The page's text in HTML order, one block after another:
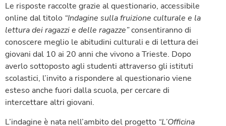
Le risposte raccolte grazie al questionario, accessibile
online dal titolo “Indagine sulla fruizione culturale e la
lettura dei ragazzi e delle ragazze”consentiranno di
conoscere meglio le abitudini culturali e di lettura dei
giovani dal 10 ai 20 anni che vivono a Trieste. Dopo
averlo sottoposto agli studenti attraverso gli istituti
scolastici, l’invito a rispondere al questionario viene
esteso anche fuori dalla scuola, per cercare di
intercettare altri giovani.
L’indagine è nata nell’ambito del progetto “L’Officina